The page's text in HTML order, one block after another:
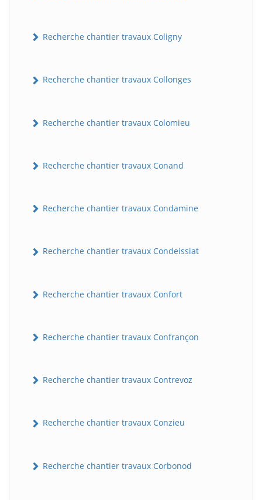
Recherche chantier travaux Coligny
Recherche chantier travaux Collonges
Recherche chantier travaux Colomieu
Recherche chantier travaux Conand
Recherche chantier travaux Condamine
Recherche chantier travaux Condeissiat
Recherche chantier travaux Confort
Recherche chantier travaux Confrançon
Recherche chantier travaux Contrevoz
Recherche chantier travaux Conzieu
Recherche chantier travaux Corbonod
B BatiWebPro